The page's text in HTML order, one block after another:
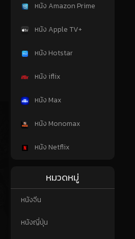
หนัง Amazon Prime
หนัง Apple TV+
หนัง Hotstar
หนัง iflix
หนัง Max
หนัง Monomax
หนัง Netflix
หมวดหมู่
หนังจีน
หนังญี่ปุ่น